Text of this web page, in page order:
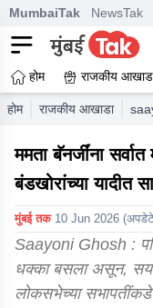
MumbaiTak NewsTak
होम राजकीय
होम राजकीय आखाडा
ममता बॅनर्जींना
बंडखोरांच्या यादीत
मुंबई तक 10 Jun 2026
Saayoni Ghosh :
धक्का बसला असून,
लोकसभेच्या सभापतींकडे